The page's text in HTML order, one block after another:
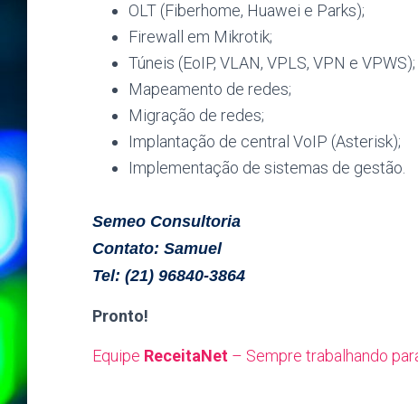
OLT (Fiberhome, Huawei e Parks);
Firewall em Mikrotik;
Túneis (EoIP, VLAN, VPLS, VPN e VPWS);
Mapeamento de redes;
Migração de redes;
Implantação de central VoIP (Asterisk);
Implementação de sistemas de gestão.
Semeo Consultoria
Contato: Samuel
Tel: (21) 96840-3864
Pronto!
Equipe ReceitaNet – Sempre trabalhando